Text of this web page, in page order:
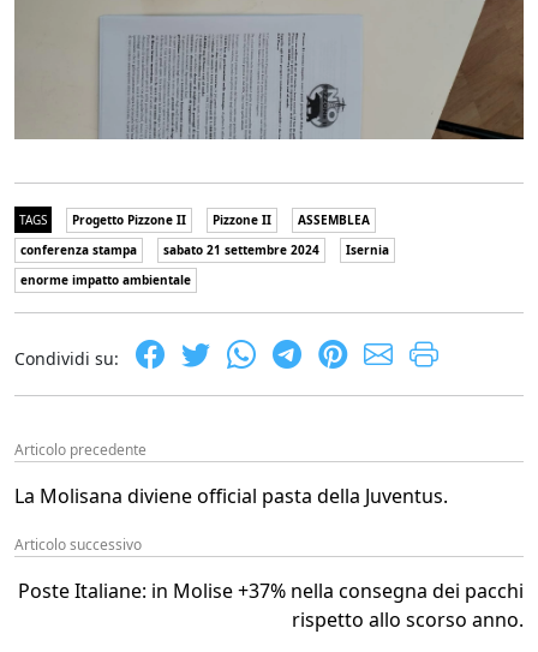
TAGS Progetto Pizzone II Pizzone II
ASSEMBLEA
conferenza stampa
sabato 21 settembre 2024
Isernia
enorme impatto ambientale
Condividi su:
Articolo precedente
La Molisana diviene official pasta della Juventus.
Articolo successivo
Poste Italiane: in Molise +37% nella consegna dei pacchi
rispetto allo scorso anno.